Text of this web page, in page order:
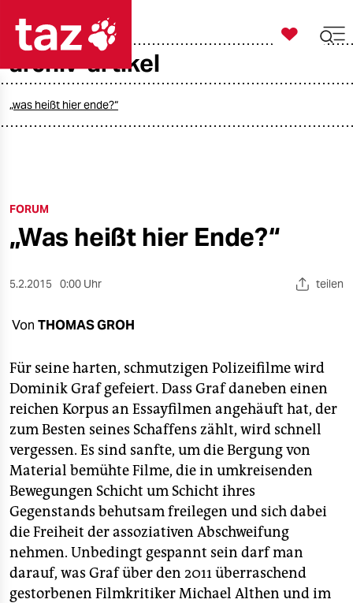
öko
gesellschaft
kultur
sport
nord
wahrheit
verlag
verlag
veranstaltungen
shop
fragen & hilfe

taz zahl ich
archiv-artikel
„was heißt hier ende?“
FORUM
„Was heißt hier Ende?“
5.2.2015 0:00 Uhr teilen
Von THOMAS GROH
Für seine harten, schmutzigen Polizeifilme wird
Dominik Graf gefeiert. Dass Graf daneben einen
reichen Korpus an Essayfilmen angehäuft hat, der
zum Besten seines Schaffens zählt, wird schnell
vergessen. Es sind sanfte, um die Bergung von
Material bemühte Filme, die in umkreisenden
Bewegungen Schicht um Schicht ihres
Gegenstands behutsam freilegen und sich dabei
die Freiheit der assoziativen Abschweifung
nehmen. Unbedingt gespannt sein darf man
darauf, was Graf über den 2011 überraschend
gestorbenen Filmkritiker Michael Althen und im